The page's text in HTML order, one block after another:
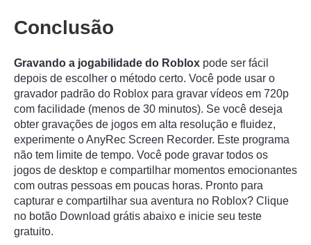
Conclusão
Gravando a jogabilidade do Roblox pode ser fácil
depois de escolher o método certo. Você pode usar o
gravador padrão do Roblox para gravar vídeos em 720p
com facilidade (menos de 30 minutos). Se você deseja
obter gravações de jogos em alta resolução e fluidez,
experimente o AnyRec Screen Recorder. Este programa
não tem limite de tempo. Você pode gravar todos os
jogos de desktop e compartilhar momentos emocionantes
com outras pessoas em poucas horas. Pronto para
capturar e compartilhar sua aventura no Roblox? Clique
no botão Download grátis abaixo e inicie seu teste
gratuito.